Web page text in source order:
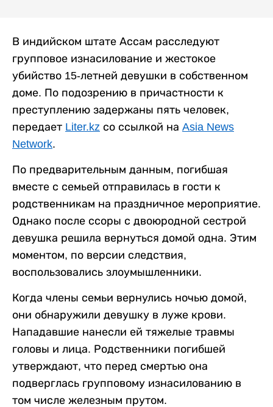
В индийском штате Ассам расследуют
групповое изнасилование и жестокое
убийство 15-летней девушки в собственном
доме. По подозрению в причастности к
преступлению задержаны пять человек,
передает Liter.kz со ссылкой на Asia News
Network.
По предварительным данным, погибшая
вместе с семьей отправилась в гости к
родственникам на праздничное мероприятие.
Однако после ссоры с двоюродной сестрой
девушка решила вернуться домой одна. Этим
моментом, по версии следствия,
воспользовались злоумышленники.
Когда члены семьи вернулись ночью домой,
они обнаружили девушку в луже крови.
Нападавшие нанесли ей тяжелые травмы
головы и лица. Родственники погибшей
утверждают, что перед смертью она
подверглась групповому изнасилованию в
том числе железным прутом.